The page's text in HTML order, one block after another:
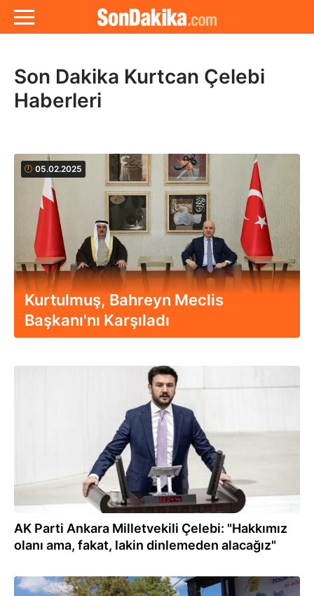
Son Dakika Kurtcan Çelebi
Haberleri
05.02.2025
Kurtulmuş, Bahreyn Meclis
Başkanı'nı Karşıladı
AK Parti Ankara Milletvekili Çelebi: "Hakkımız
olanı ama, fakat, lakin dinlemeden alacağız"
03.09.2024